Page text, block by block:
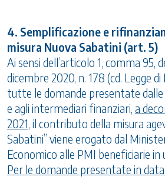
4. Semplificazione e
misura Nuova Sabatini (art. 5)
Ai sensi dell’articolo 1, comma 95,
dicembre 2020, n. 178 (cd. Legge
tutte le domande presentate dalle
e agli intermediari finanziari, a
2021, il contributo della misura
Sabatini” viene erogato dal
Economico alle PMI beneficiarie in
Per le domande presentate in